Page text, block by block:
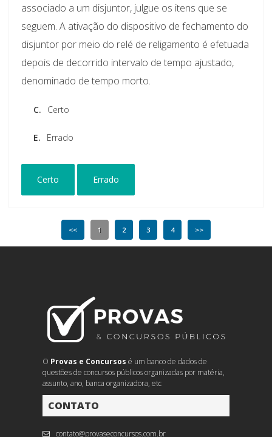
associado a um disjuntor, julgue os itens que se
seguem. A ativação do dispositivo de fechamento do
disjuntor por meio do relé de religamento é efetuada
depois de decorrido intervalo de tempo ajustado,
denominado de tempo morto.
C. Certo
E. Errado
Certo Errado
<< 1 2 3 4 >>
O Provas e Concursos é um banco de dados de
questões de concursos públicos organizadas por matéria,
assunto, ano, banca organizadora, etc
CONTATO
contato@provaseconcursos.com.br